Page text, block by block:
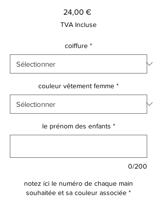
24,00 €Prix
TVA Incluse
coiffure *
couleur vêtement femme *
le prénom des enfants *
0/200
notez ici le numéro de chaque main
souhaitée et sa couleur associée *